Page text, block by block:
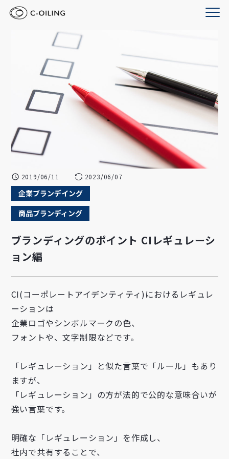
2019/06/11 2023/06/07
企業ブランデイング
商品ブランディング
ブランディングのポイント CIレギュレーシ
ョン編
CI(コーポレートアイデンティティ)におけるレギュレ
ーションは
企業ロゴやシンボルマークの色、
フォントや、文字制限などです。
「レギュレーション」と似た言葉で「ルール」もあり
ますが、
「レギュレーション」の方が法的で公的な意味合いが
強い言葉です。
明確な「レギュレーション」を作成し、
社内で共有することで、